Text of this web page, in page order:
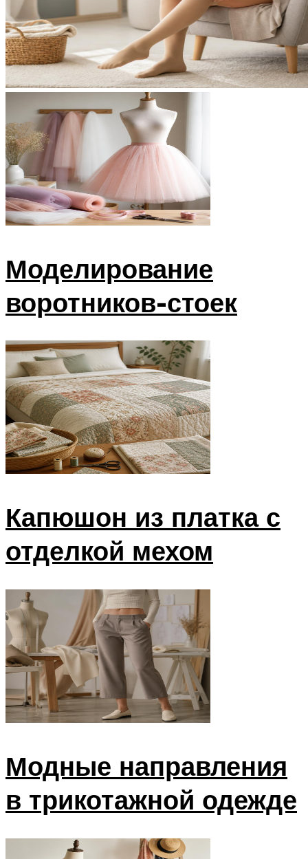
Моделирование
воротников-стоек
Капюшон из платка с
отделкой мехом
Модные направления
в трикотажной одежде